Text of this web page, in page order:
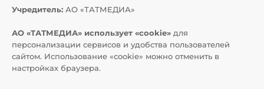
Учредитель: АО «ТАТМЕДИА»
АО «ТАТМЕДИА» использует «cookie» для
персонализации сервисов и удобства пользователей
сайтом. Использование «cookie» можно отменить в
настройках браузера.